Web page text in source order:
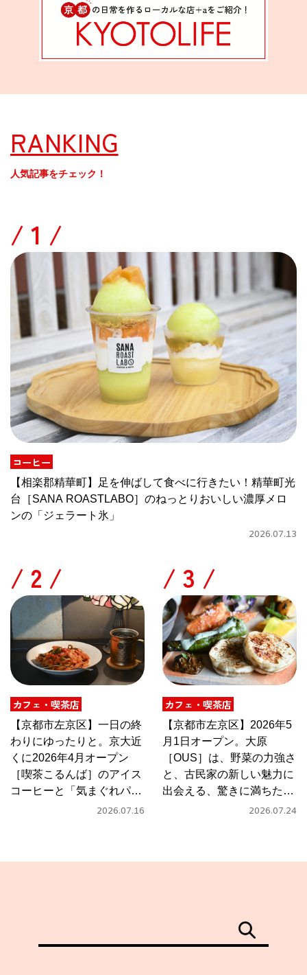
RANKING
人気記事をチェック！
/
コーヒー
【相楽郡精華町】足を伸ばして食べに行きたい！精華町光
台［SANA ROASTLABO］のねっとりおいしい濃厚メロ
ンの「ジェラート氷」
2026.07.13
/
カフェ・喫茶店
【京都市左京区】一日の終
わりにゆったりと。京大近
くに2026年4月オープン
［喫茶こるんば］のアイス
コーヒーと「気まぐれパス
2026.07.16
/
カフェ・喫茶店
【京都市左京区】2026年5
月1日オープン。大原
［OUS］は、野菜の力強さ
と、古民家の新しい魅力に
出会える、驚きに満ちたカ
2026.07.24